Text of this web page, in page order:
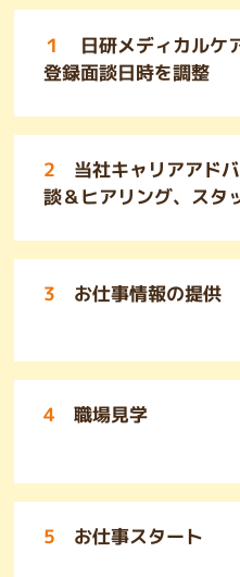
１
日研メディカルケ
登録面談日時を調整
2 当社キャリアアド
談＆ヒアリング、スタ
3 お仕事情報の提供
4 職場見学
5 お仕事スタート